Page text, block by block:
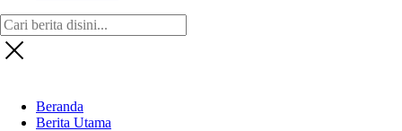
Beranda
Berita Utama